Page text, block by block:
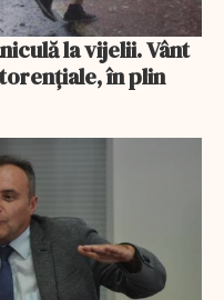
la vijelii. Vânt
în plin